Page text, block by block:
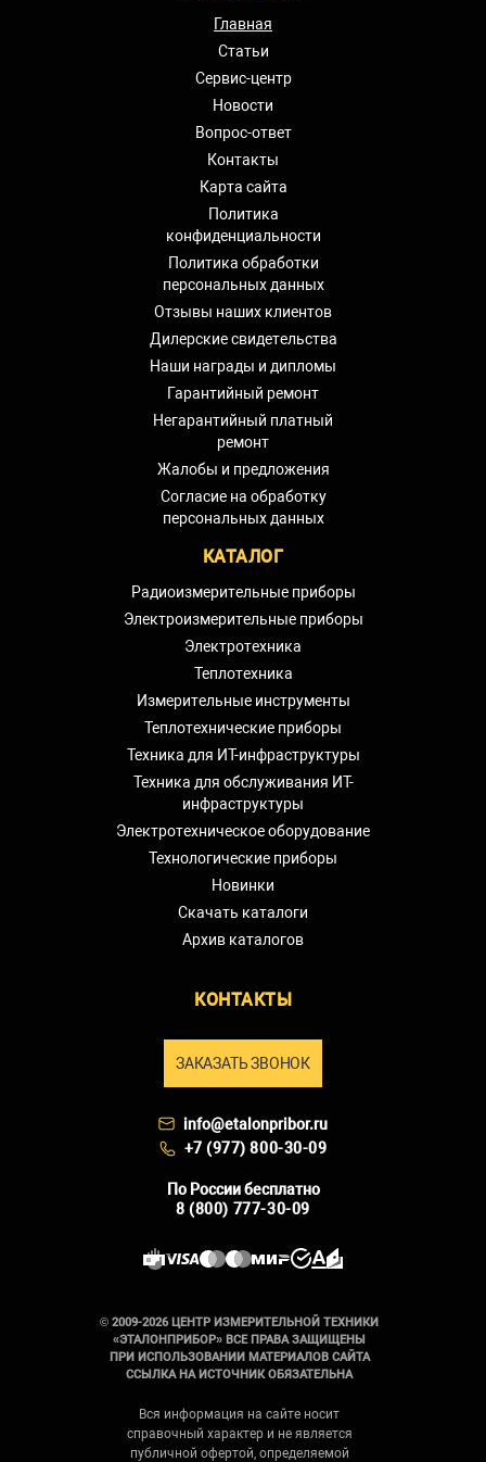
Главная
Статьи
Сервис-центр
Новости
Вопрос-ответ
Контакты
Карта сайта
Политика
конфиденциальности
Политика обработки
персональных данных
Отзывы наших клиентов
Дилерские свидетельства
Наши награды и дипломы
Гарантийный ремонт
Негарантийный платный
ремонт
Жалобы и предложения
Согласие на обработку
персональных данных
КАТАЛОГ
Радиоизмерительные приборы
Электроизмерительные приборы
Электротехника
Теплотехника
Измерительные инструменты
Теплотехнические приборы
Техника для ИТ-инфраструктуры
Техника для обслуживания ИТ-
инфраструктуры
Электротехническое оборудование
Технологические приборы
Новинки
Скачать каталоги
Архив каталогов
КОНТАКТЫ
ЗАКАЗАТЬ ЗВОНОК
info@etalonpribor.ru
+7 (977) 800-30-09
По России бесплатно
8 (800) 777-30-09
© 2009-2026 ЦЕНТР ИЗМЕРИТЕЛЬНОЙ ТЕХНИКИ
«ЭТАЛОНПРИБОР» ВСЕ ПРАВА ЗАЩИЩЕНЫ
ПРИ ИСПОЛЬЗОВАНИИ МАТЕРИАЛОВ САЙТА
ССЫЛКА НА ИСТОЧНИК ОБЯЗАТЕЛЬНА
Вся информация на сайте носит
справочный характер и не является
публичной офертой, определяемой